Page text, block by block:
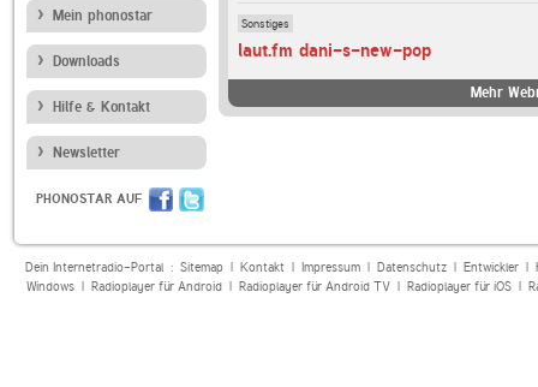
Mein phonostar
Downloads
Hilfe & Kontakt
Newsletter
PHONOSTAR AUF
Sonstiges
laut.fm dani-s-new-pop
Mehr
Dein Internetradio-Portal : Sitemap| Kontakt| Impressum| Datenschutz| Entwickler|
Windows| Radioplayer für Android| Radioplayer für Android TV| Radioplayer für iOS|